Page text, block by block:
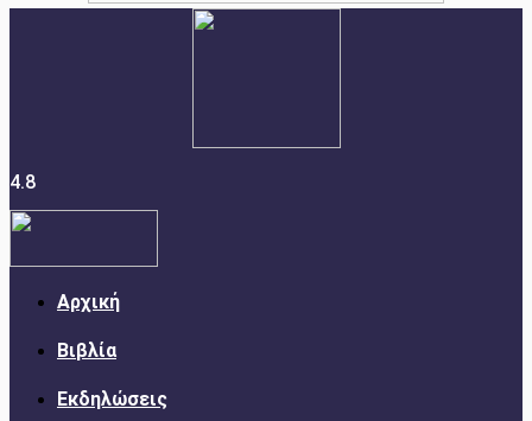
4.8
Αρχική
Βιβλία
Εκδηλώσεις